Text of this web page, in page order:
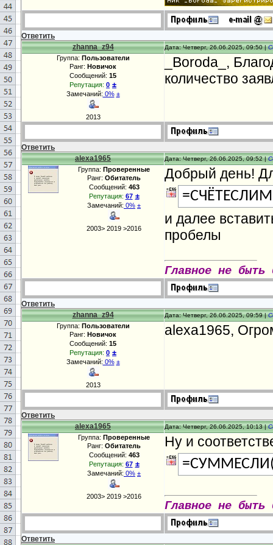
Ответить
zhanna_z94
Дата: Четверг, 26.06.2025, 09:50 |
Группа: Пользователи
Ранг: Новичок
Сообщений: 15
Репутация: 0 ±
Замечаний: 0% ±
2013
_Boroda_,
количество
Ответить
alexa1965
Дата: Четверг, 26.06.2025, 09:52 |
Группа: Проверенные
Ранг: Обитатель
Сообщений: 463
Репутация: 67 ±
Замечаний: 0% ±
2003> 2019 >2016
Добрый день!
и далее
пробелы
Главное не быть
Ответить
zhanna_z94
Дата: Четверг, 26.06.2025, 09:59 |
Группа: Пользователи
Ранг: Новичок
Сообщений: 15
Репутация: 0 ±
Замечаний: 0% ±
2013
alexa1965,
Ответить
alexa1965
Дата: Четверг, 26.06.2025, 10:13 |
Группа: Проверенные
Ранг: Обитатель
Сообщений: 463
Репутация: 67 ±
Замечаний: 0% ±
2003> 2019 >2016
Ну и
Главное не быть
Ответить